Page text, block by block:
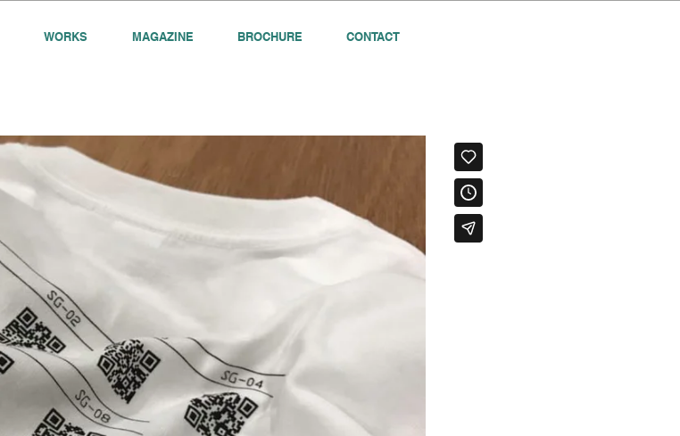
WORKS MAGAZINE BROCHURE CONTACT